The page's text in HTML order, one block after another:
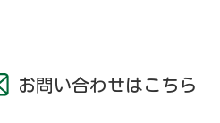
お問い合わせはこちら